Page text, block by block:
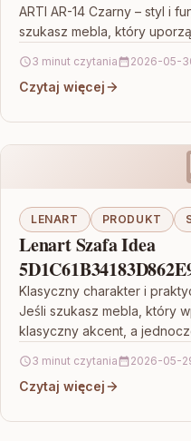
ARTI AR-14 Czarny – styl i
szukasz mebla, który
3 minut czytania 2026-05-
Czytaj więcej
LENART PRODUKT
Lenart Szafa Idea
Klasyczny charakter i
Jeśli szukasz mebla, który
klasyczny akcent, a
3 minut czytania 2026-05-
Czytaj więcej